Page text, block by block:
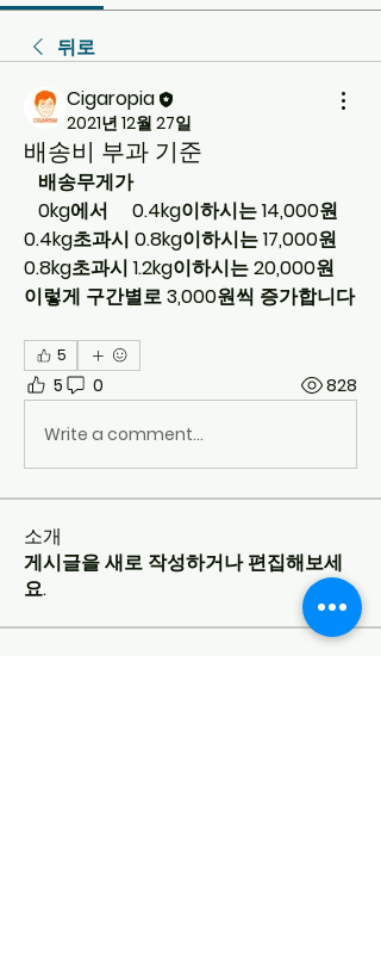
뒤로
Cigaropia
2021년 12월 27일
배송비 부과 기준
   배송무게가
   0kg에서     0.4kg이하시는 14,000원
0.4kg초과시 0.8kg이하시는 17,000원
0.8kg초과시 1.2kg이하시는 20,000원
이렇게 구간별로 3,000원씩 증가합니다
5
5 0 828
Write a comment...
소개
게시글을 새로 작성하거나 편집해보세
요.